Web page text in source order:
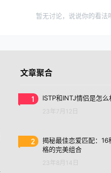
暂无讨论，说说你的看法
文章聚合
1 ISTP和INTJ情侣是怎么
23年7月12日
2
揭秘最佳恋爱匹配：16
格的完美组合
23年8月14日